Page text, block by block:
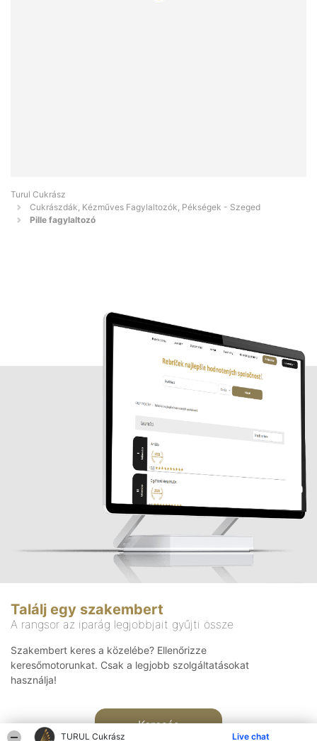
TURUL Cukrász Live chat
Turul Cukrász
Cukrászdák, Kézműves Fagylaltozók, Pékségek - Szeged
Pille fagylaltozó
Találj egy szakembert
A rangsor az iparág legjobbjait gyűjti össze
Szakembert keres a közelébe? Ellenőrizze
keresőmotorunkat. Csak a legjobb szolgáltatásokat
használja!
Keresés